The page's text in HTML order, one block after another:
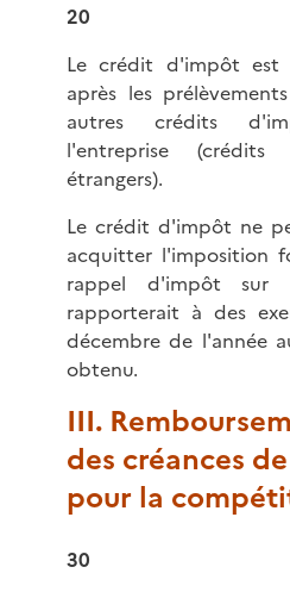
20
Le crédit d'impôt
après les
autres crédits
l'entreprise
étrangers).
Le crédit d'impôt ne
acquitter l'imposition
rappel d'impôt sur
rapporterait à des
décembre de l'année
obtenu.
III.
des créances
pour la
30